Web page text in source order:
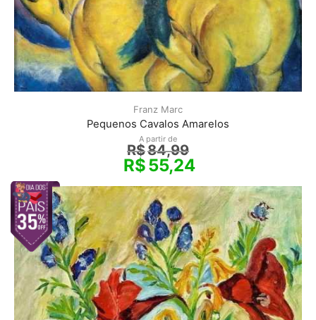
Franz Marc
Pequenos Cavalos Amarelos
A partir de
R$84,99
R$55,24